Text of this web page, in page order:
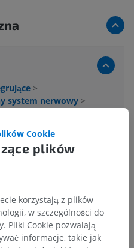
>
system nerwowy >
plików
Cookie
korzystają z plików
w szczególności do
Pliki Cookie pozwalają
informacje, takie jak